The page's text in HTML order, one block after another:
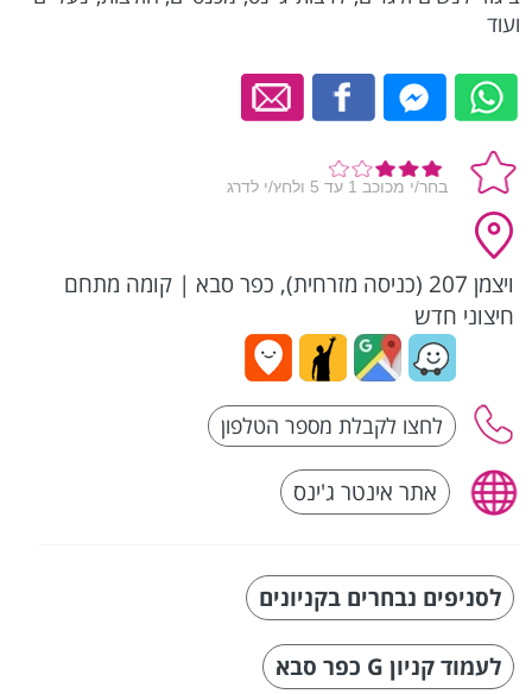
ועוד
ויצמן 207 (כניסה מזרחית), כפר סבא | קומה מתחם
חיצוני חדש
אתר אינטר ג'ינס
לסניפים נבחרים בקניונים
לעמוד קניון G כפר סבא